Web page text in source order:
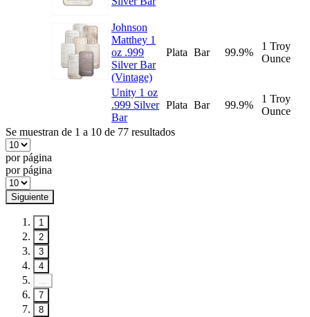
Johnson
Matthey 1
oz .999
Silver Bar
(Vintage)
Plata Bar 99.9%
1 Troy
Ounce
Unity 1 oz
.999 Silver
Bar
Plata Bar 99.9%
1 Troy
Ounce
Se muestran de 1 a 10 de 77 resultados
por página
por página
Siguiente
1
2
3
4
...
7
8